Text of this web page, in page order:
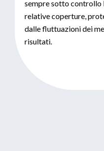
sempre sotto controllo
relative coperture,
dalle fluttuazioni dei
risultati.